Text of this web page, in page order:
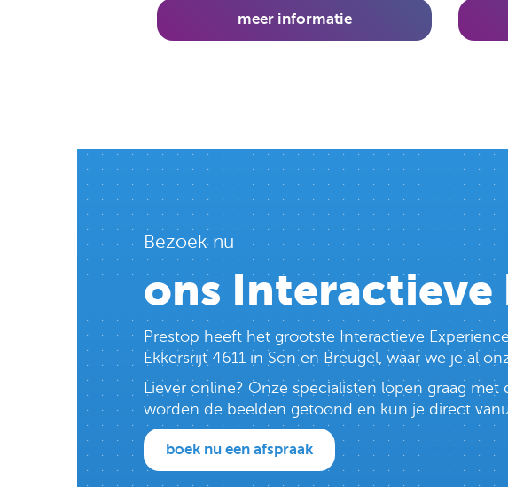
meer informatie
Bezoek nu
ons Interactieve
Prestop heeft het grootste Interactieve
Ekkersrijt 4611 in Son en Breugel, waar we je al
Liever online? Onze specialisten lopen graag
worden de beelden getoond en kun je direct
boek nu een afspraak